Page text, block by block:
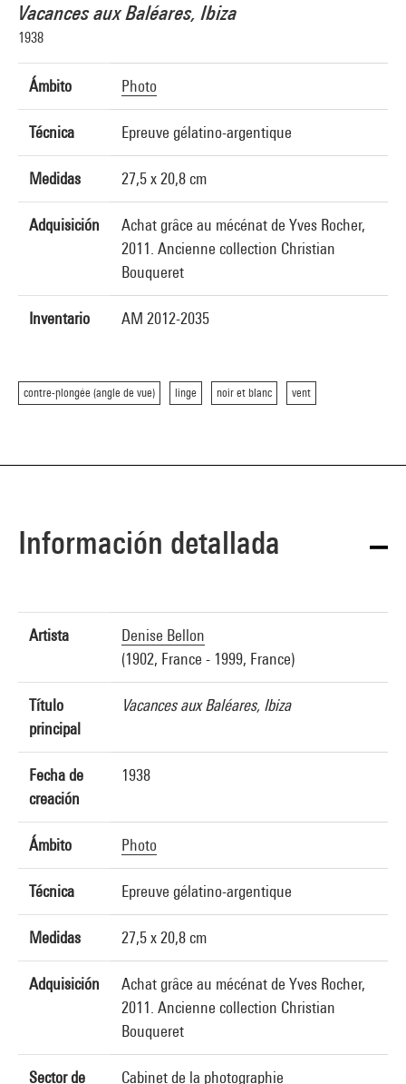
Vacances aux Baléares, Ibiza
1938
Ámbito Photo
Técnica Epreuve gélatino-argentique
Medidas 27,5 x 20,8 cm
Adquisición
Achat grâce au mécénat de Yves Rocher,
2011. Ancienne collection Christian
Bouqueret
Inventario AM 2012-2035
contre-plongée (angle de vue) linge noir et blanc vent
Información detallada
Artista
Denise Bellon
(1902, France - 1999, France)
Título
principal
Vacances aux Baléares, Ibiza
Fecha de
creación
1938
Ámbito Photo
Técnica Epreuve gélatino-argentique
Medidas 27,5 x 20,8 cm
Adquisición
Achat grâce au mécénat de Yves Rocher,
2011. Ancienne collection Christian
Bouqueret
Sector de Cabinet de la photographie